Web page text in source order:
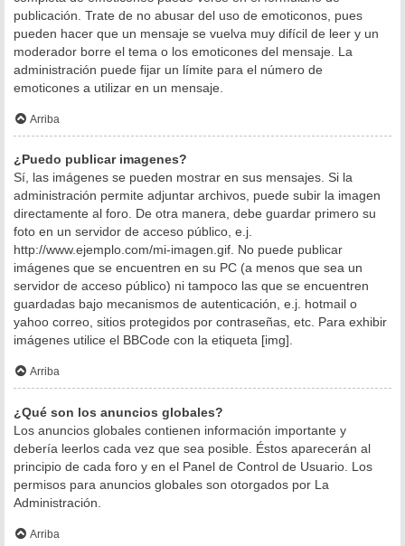
publicación. Trate de no abusar del uso de emoticonos, pues
pueden hacer que un mensaje se vuelva muy difícil de leer y un
moderador borre el tema o los emoticones del mensaje. La
administración puede fijar un límite para el número de
emoticones a utilizar en un mensaje.
Arriba
¿Puedo publicar imagenes?
Sí, las imágenes se pueden mostrar en sus mensajes. Si la
administración permite adjuntar archivos, puede subir la imagen
directamente al foro. De otra manera, debe guardar primero su
foto en un servidor de acceso público, e.j.
http://www.ejemplo.com/mi-imagen.gif. No puede publicar
imágenes que se encuentren en su PC (a menos que sea un
servidor de acceso público) ni tampoco las que se encuentren
guardadas bajo mecanismos de autenticación, e.j. hotmail o
yahoo correo, sitios protegidos por contraseñas, etc. Para exhibir
imágenes utilice el BBCode con la etiqueta [img].
Arriba
¿Qué son los anuncios globales?
Los anuncios globales contienen información importante y
debería leerlos cada vez que sea posible. Éstos aparecerán al
principio de cada foro y en el Panel de Control de Usuario. Los
permisos para anuncios globales son otorgados por La
Administración.
Arriba